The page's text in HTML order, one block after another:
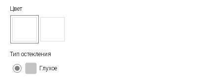
Цвет
Тип остекления
Глухое